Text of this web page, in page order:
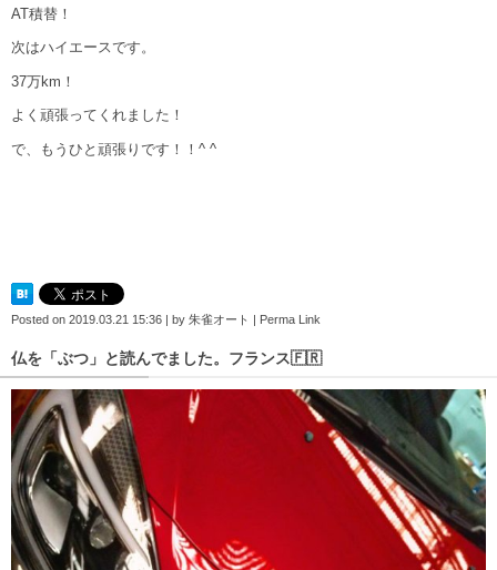
AT積替！
次はハイエースです。
37万km！
よく頑張ってくれました！
で、もうひと頑張りです！！^ ^
Posted on 2019.03.21 15:36 by 朱雀オート Perma Link
仏を「ぶつ」と読んでました。フランス🇫🇷